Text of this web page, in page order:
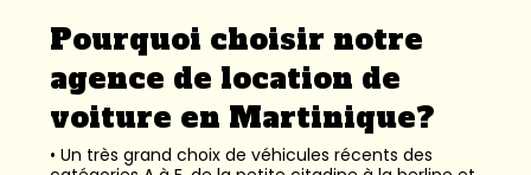
Pourquoi choisir notre
agence de location de
voiture en Martinique?
• Un très grand choix de véhicules récents des